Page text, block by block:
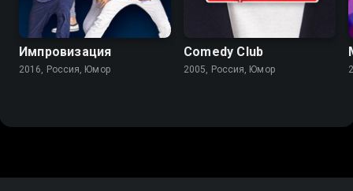
Импровизация
2016, Россия, Юмор
Comedy Club
2005, Россия, Юмор